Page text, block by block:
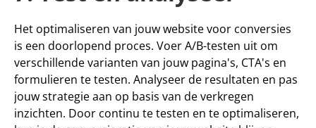
Het optimaliseren van jouw website voor conversies
is een doorlopend proces. Voer A/B-testen uit om
verschillende varianten van jouw pagina's, CTA's en
formulieren te testen. Analyseer de resultaten en pas
jouw strategie aan op basis van de verkregen
inzichten. Door continu te testen en te optimaliseren,